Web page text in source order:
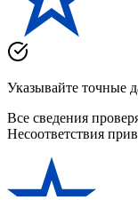
Указывайте точные
Все сведения
Несоответствия